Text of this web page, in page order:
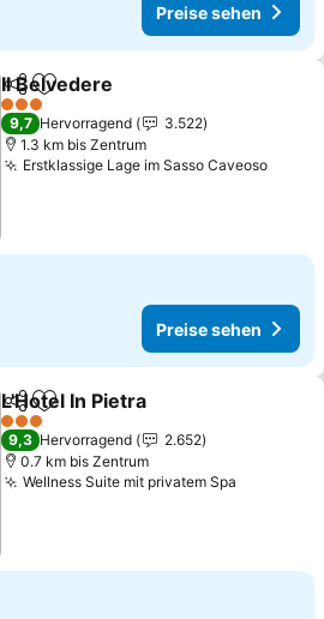
Preise sehen
TeilenZu Favoriten hinzufügen
Il Belvedere
3 Sterne
9,7 Hervorragend
3.522
1.3 km bis Zentrum
Erstklassige Lage im Sasso Caveoso
Preise sehen
TeilenZu Favoriten hinzufügen
L'Hotel In Pietra
3 Sterne
9,3 Hervorragend
2.652
0.7 km bis Zentrum
Wellness Suite mit privatem Spa